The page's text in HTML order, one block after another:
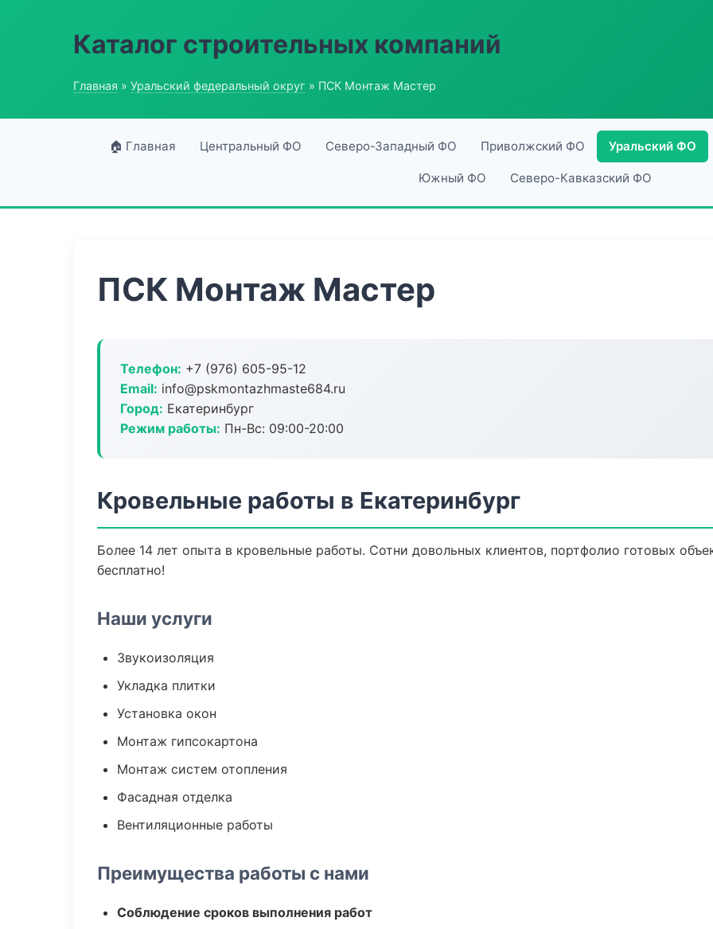
Каталог строительных компаний
Главная » Уральский федеральный округ » ПСК Монтаж Мастер
🏠 Главная Центральный ФО Северо-Западный ФО Приволжский ФО Уральский ФО
Южный ФО Северо-Кавказский ФО
ПСК Монтаж Мастер
Телефон: +7 (976) 605-95-12
Email: info@pskmontazhmaste684.ru
Город: Екатеринбург
Режим работы: Пн-Вс: 09:00-20:00
Кровельные работы в Екатеринбург
Более 14 лет опыта в кровельные работы. Сотни довольных клиентов, портфолио готовых
бесплатно!
Наши услуги
Звукоизоляция
Укладка плитки
Установка окон
Монтаж гипсокартона
Монтаж систем отопления
Фасадная отделка
Вентиляционные работы
Преимущества работы с нами
Соблюдение сроков выполнения работ